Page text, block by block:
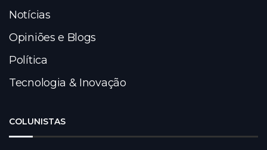
Notícias
Opiniões e Blogs
Política
Tecnologia & Inovação
COLUNISTAS